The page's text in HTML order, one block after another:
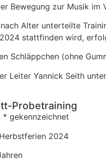
Bewegung zur Musik
Alter unterteilte
stattfinden wird,
Schläppchen (ohne
Leiter Yannick Seith
Probetraining
gekennzeichnet
2024